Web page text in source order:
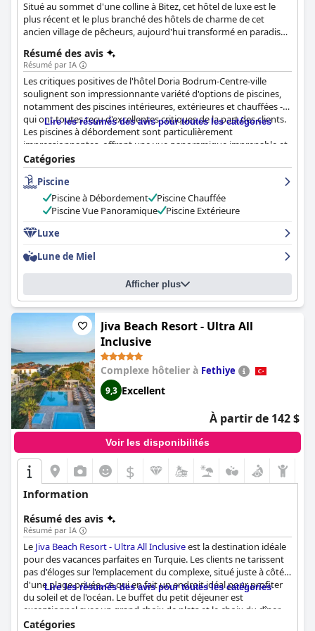
Situé au sommet d'une colline à Bitez, cet hôtel de luxe est le
plus récent et le plus branché des hôtels de charme de cet
ancien village de pêcheurs, aujourd'hui transformé en paradis
Résumé des avis
Résumé par IA
Les critiques positives de l'hôtel Doria Bodrum-Centre-ville
soulignent son impressionnante variété d'options de piscines,
notamment des piscines intérieures, extérieures et chauffées -
qui ont toutes reçu d'excellentes critiques de la part des clients.
Les piscines à débordement sont particulièrement
impressionnantes, offrant une vue panoramique imprenable et
une atmosphère luxueuse. Bien qu'une seule piscine soit
ouverte pendant la pandémie, les clients peuvent toujours
profiter du bar au bord de la piscine et se rafraîchir en nageant.
La petite plage de sable de l'hôtel mérite également une visite
avec un service de navette gratuit disponible. Bien que certains
clients aient noté que la plage était ombragée, le parc de l'hôtel
offre de nombreux endroits de détente avec de superbes vues.
de tout séjour à l'hôtel Doria Bodrum-Centre-ville.
Lire les résumés des avis pour toutes les catégories
Catégories
Piscine
Piscine à Débordement
Piscine Chauffée
Piscine Vue Panoramique
Piscine Extérieure
Luxe
Lune de Miel
Afficher plus
Jiva Beach Resort - Ultra All
Inclusive
Complexe hôtelier à Fethiye
9,3 Excellent
À partir de 142 $
Voir les disponibilités
$
Information
Résumé des avis
Résumé par IA
Le Jiva Beach Resort - Ultra All Inclusiveest la destination idéale
pour des vacances parfaites en Turquie. Les clients ne tarissent
pas d'éloges sur l'emplacement du complexe, situé juste à côté
d'une plage privée, ce qui en fait un endroit idéal pour profiter
du soleil et de l'océan. Le buffet du petit déjeuner est
exceptionnel avec un grand choix de plats et le choix du dîner
est tout aussi varié et le service est excellent. Les chambres de
Lire les résumés des avis pour toutes les catégories
Catégories